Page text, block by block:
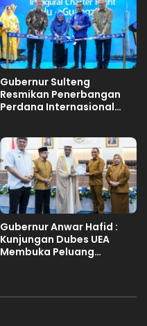
Gubernur Sulteng
Resmikan Penerbangan
Perdana Internasional
Gubernur Anwar Hafid :
Kunjungan Dubes UEA
Membuka Peluang